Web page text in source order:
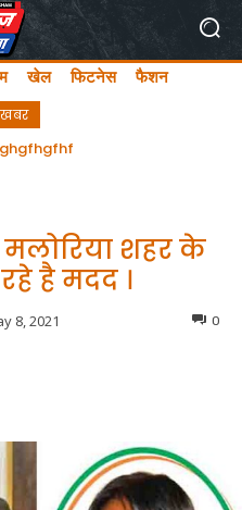
खेल फिटनेस फैशन
खबर
मलोरिया शहर के
है मदद ।
8, 2021 0